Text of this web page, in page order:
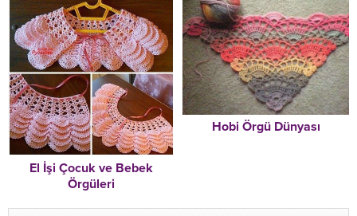
El İşi Çocuk ve Bebek
Örgüleri
Hobi Örgü Dünyası